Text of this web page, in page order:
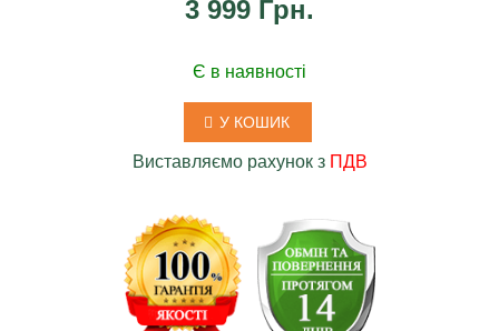
3 999 Грн.
Є в наявності
У КОШИК
Виставляємо рахунок з ПДВ